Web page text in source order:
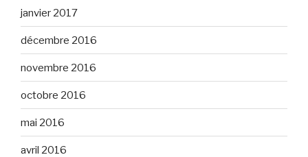
janvier 2017
décembre 2016
novembre 2016
octobre 2016
mai 2016
avril 2016